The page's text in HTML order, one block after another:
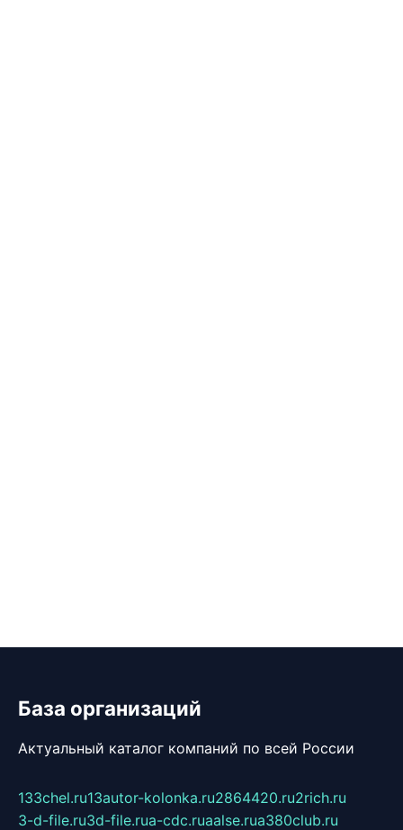
База организаций
Актуальный каталог компаний по всей России
133chel.ru13autor-kolonka.ru2864420.ru2rich.ru
3-d-file.ru3d-file.rua-cdc.ruaalse.rua380club.ru